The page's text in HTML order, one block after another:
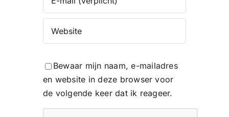
Bewaar mijn naam, e-mailadres
en website in deze browser voor
de volgende keer dat ik reageer.